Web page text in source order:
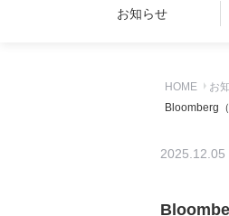
お知らせ
HOME
お
Bloomberg
2025.12.05